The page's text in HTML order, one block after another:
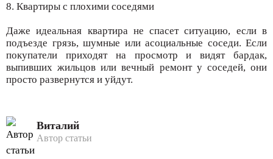
8. Квартиры с плохими соседями
Даже идеальная квартира не спасет ситуацию, если в
подъезде грязь, шумные или асоциальные соседи. Если
покупатели приходят на просмотр и видят бардак,
выпивших жильцов или вечный ремонт у соседей, они
просто развернутся и уйдут.
Виталий
Автор статьи